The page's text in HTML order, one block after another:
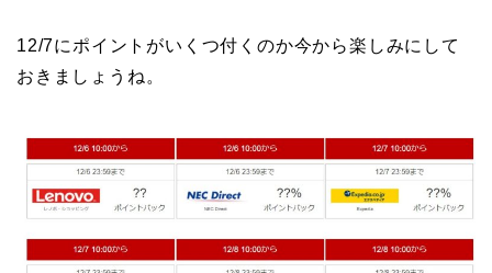
12/7にポイントがいくつ付くのか今から楽しみにして
おきましょうね。